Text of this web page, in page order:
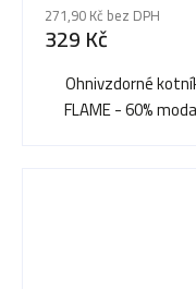
271,90 Kč bez DPH
329 Kč
Ohnivzdorné
FLAME - 60%